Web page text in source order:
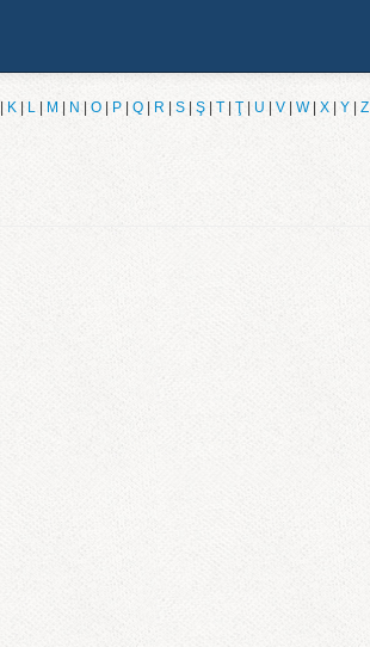
K| L| M N O| P| Q| R S| Ş| T| Ţ| U V| W| X| Y| Z